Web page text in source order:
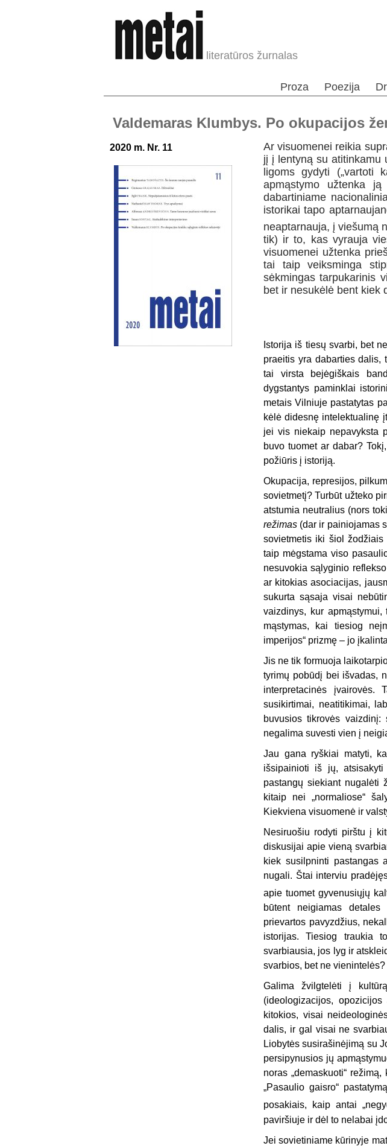
literatūros žurnalas
Proza Poezija
Valdemaras Klumbys. Po okupacijos
2020 m. Nr. 11
Ar visuomenei reikia
jį į lentyną su atitinkamu
ligoms gydyti („vartoti
apmąstymo užtenka
dabartiniame
istorikai tapo
neaptarnauja, į viešumą
tik) ir to, kas vyrauja
visuomenei užtenka
tai taip veiksminga
sėkmingas tarpukarinis
bet ir nesukėlė bent kiek
Istorija iš tiesų svarbi, bet
praeitis yra dabarties dalis,
tai virsta bejėgiškais
dygstantys paminklai
metais Vilniuje pastatytas
kėlė didesnę intelektualinę
jei vis niekaip nepavyksta
buvo tuomet ar dabar?
požiūris į istoriją.
Okupacija, represijos,
sovietmetį? Turbūt užteko
atstumia neutralius (nors
režimas (dar ir painiojamas
sovietmetis iki šiol žodžiais
taip mėgstama viso
nesuvokia sąlyginio
ar kitokias asociacijas,
sukurta sąsaja visai
vaizdinys, kur
mąstymas, kai tiesiog
imperijos“ prizmę – jo
Jis ne tik formuoja
tyrimų pobūdį bei išvadas,
interpretacinės įvairovės.
susikirtimai, neatitikimai,
buvusios tikrovės
negalima suvesti vien į
Jau gana ryškiai matyti,
išsipainioti iš jų,
pastangų siekiant nugalėti
kitaip nei „normaliose“
Kiekviena visuomenė ir
Nesiruošiu rodyti pirštu į
diskusijai apie vieną
kiek susilpninti pastangas
nugali. Štai interviu
apie tuomet gyvenusiųjų
būtent neigiamas
prievartos pavyzdžius,
istorijas. Tiesiog traukia
svarbiausia, jos lyg ir
svarbios, bet ne vienintelės?
Galima žvilgtelėti į
(ideologizacijos,
kitokios, visai
dalis, ir gal visai ne
Liobytės susirašinėjimą su
persipynusios jų
noras „demaskuoti“
„Pasaulio gaisro“
posakiais, kaip antai
paviršiuje ir dėl to nelabai
Jei sovietiniame kūrinyje